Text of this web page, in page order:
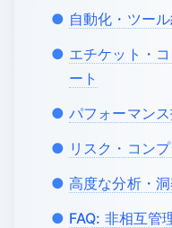
自動化・ツー
エチケット・
ート
パフォーマン
リスク・コン
高度な分析・
FAQ: 非相互管